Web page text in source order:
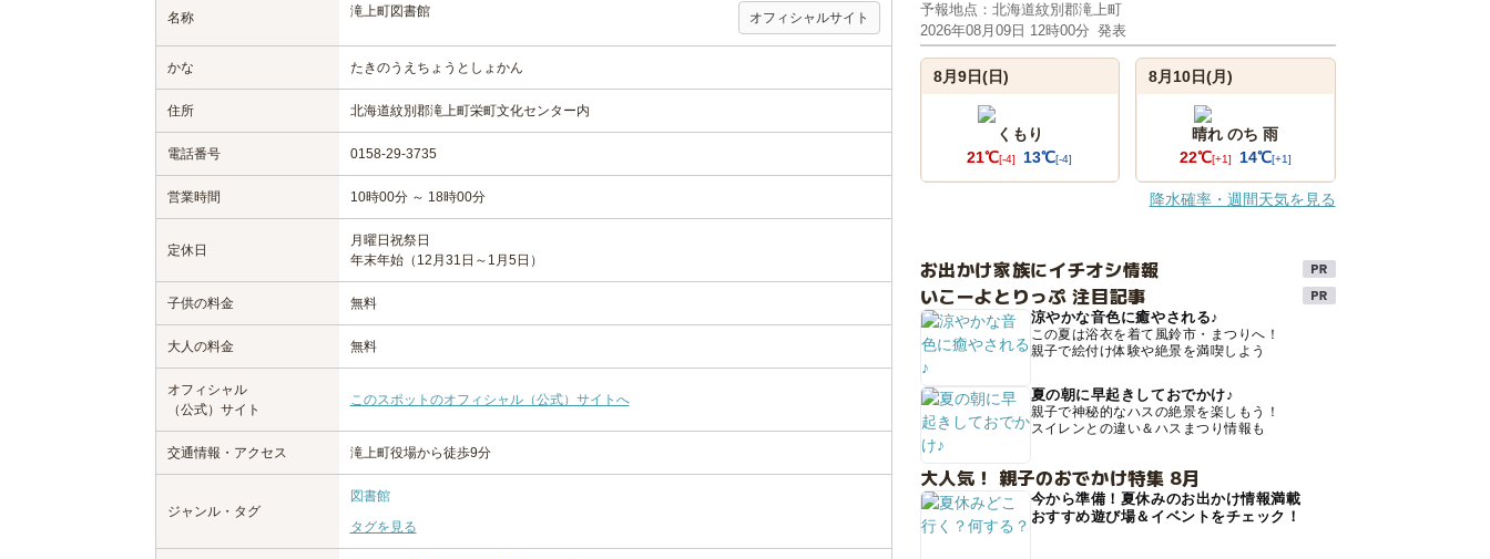
名称 滝上町図書館 オフィシャルサイト
かな たきのうえちょうとしょかん
住所 北海道紋別郡滝上町栄町文化センター内
電話番号 0158-29-3735
営業時間 10時00分 ～ 18時00分
定休日
月曜日 祝祭日
年末年始（12月31日～1月5日）
子供の料金 無料
大人の料金 無料
オフィシャル
（公式）サイト
このスポットのオフィシャル（公式）サイトへ
交通情報・アクセス 滝上町役場から徒歩9分
ジャンル・タグ
図書館
タグを見る
予報地点：北海道紋別郡滝上町
2026年08月09日 12時00分 発表
8月9日(日)
くもり
21℃[-4] 13℃[-4]
8月10日(月)
晴れ のち 雨
22℃[+1] 14℃[+1]
降水確率・週間天気を見る
お出かけ家族にイチオシ情報
いこーよとりっぷ 注目記事
涼やかな音色に癒やされる♪
この夏は浴衣を着て風鈴市・まつりへ！
親子で絵付け体験や絶景を満喫しよう
夏の朝に早起きしておでかけ♪
親子で神秘的なハスの絶景を楽しもう！
スイレンとの違い＆ハスまつり情報も
大人気！ 親子のおでかけ特集 8月
今から準備！夏休みのお出かけ情報満載
おすすめ遊び場＆イベントをチェック！